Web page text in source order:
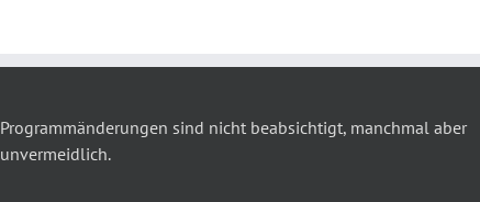
Programmänderungen sind nicht beabsichtigt, manchmal aber
unvermeidlich.